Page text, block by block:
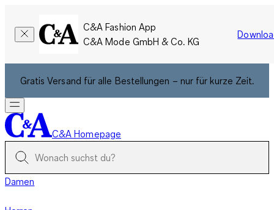
C&A Fashion App
C&A Mode GmbH & Co. KG
Gratis Versand für alle Bestellungen – nur für kurze Zeit.
C&A Homepage
Damen